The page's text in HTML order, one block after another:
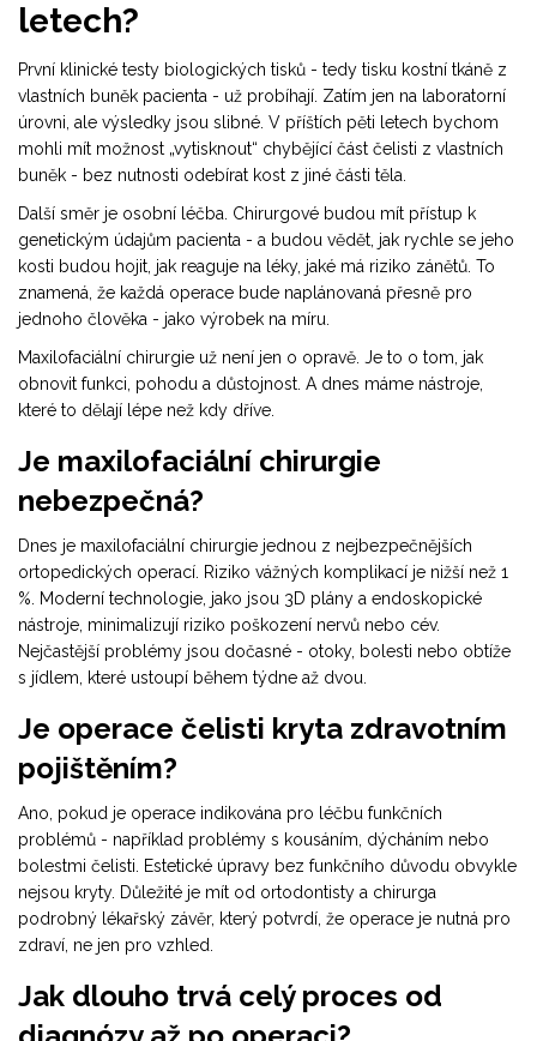
letech?
První klinické testy biologických tisků - tedy tisku kostní tkáně z
vlastních buněk pacienta - už probíhají. Zatím jen na laboratorní
úrovni, ale výsledky jsou slibné. V příštích pěti letech bychom
mohli mít možnost „vytisknout“ chybějící část čelisti z vlastních
buněk - bez nutnosti odebírat kost z jiné části těla.
Další směr je osobní léčba. Chirurgové budou mít přístup k
genetickým údajům pacienta - a budou vědět, jak rychle se jeho
kosti budou hojit, jak reaguje na léky, jaké má riziko zánětů. To
znamená, že každá operace bude naplánovaná přesně pro
jednoho člověka - jako výrobek na míru.
Maxilofaciální chirurgie už není jen o opravě. Je to o tom, jak
obnovit funkci, pohodu a důstojnost. A dnes máme nástroje,
které to dělají lépe než kdy dříve.
Je maxilofaciální chirurgie
nebezpečná?
Dnes je maxilofaciální chirurgie jednou z nejbezpečnějších
ortopedických operací. Riziko vážných komplikací je nižší než 1
%. Moderní technologie, jako jsou 3D plány a endoskopické
nástroje, minimalizují riziko poškození nervů nebo cév.
Nejčastější problémy jsou dočasné - otoky, bolesti nebo obtíže
s jídlem, které ustoupí během týdne až dvou.
Je operace čelisti kryta zdravotním
pojištěním?
Ano, pokud je operace indikována pro léčbu funkčních
problémů - například problémy s kousáním, dýcháním nebo
bolestmi čelisti. Estetické úpravy bez funkčního důvodu obvykle
nejsou kryty. Důležité je mít od ortodontisty a chirurga
podrobný lékařský závěr, který potvrdí, že operace je nutná pro
zdraví, ne jen pro vzhled.
Jak dlouho trvá celý proces od